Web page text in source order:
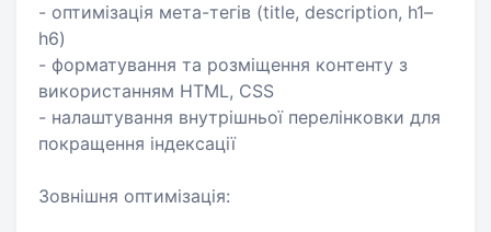
- оптимізація мета-тегів (title, description, h1–
h6)
- форматування та розміщення контенту з
використанням HTML, CSS
- налаштування внутрішньої перелінковки для
покращення індексації
Зовнішня оптимізація: